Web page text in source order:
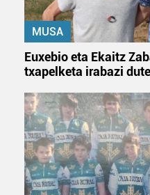
MUSA
Euxebio eta Ekaitz
txapelketa irabazi